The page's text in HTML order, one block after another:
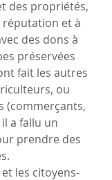
des propriétés,
et à
des dons à
préservées
fait les autres
ou
(commerçants,
a fallu un
prendre des